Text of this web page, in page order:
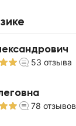
53 отзыва
78 отзывов